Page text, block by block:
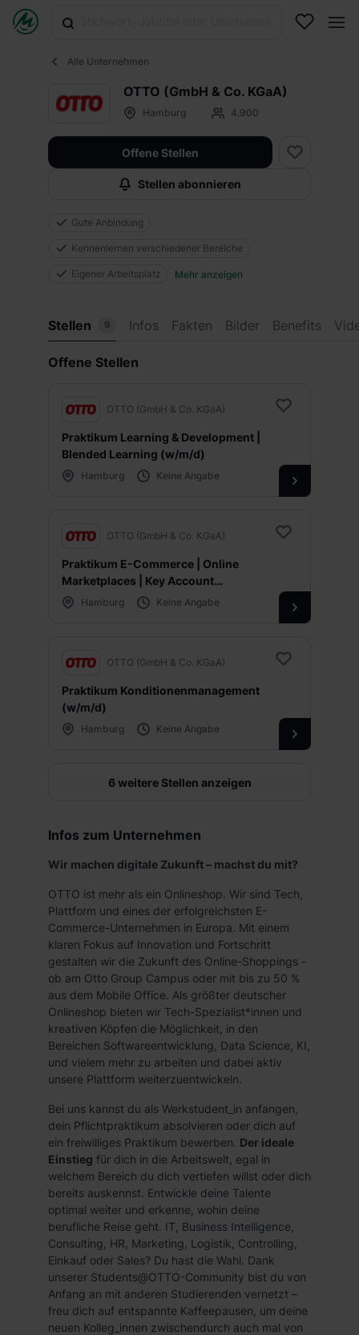
Alle Unternehmen
OTTO (GmbH & Co. KGaA)
Hamburg 4.900
Offene Stellen
Stellen abonnieren
Gute Anbindung
Kennenlernen verschiedener Bereiche
Eigener Arbeitsplatz Mehr anzeigen
Stellen 9 Infos Fakten Bilder Benefits
Offene Stellen
OTTO (GmbH & Co. KGaA)
Praktikum Learning & Development |
Blended Learning (w/m/d)
Hamburg Keine Angabe
OTTO (GmbH & Co. KGaA)
Praktikum E-Commerce | Online
Marketplaces | Key Account
Management | LASCANA (w/m/d)
Hamburg Keine Angabe
OTTO (GmbH & Co. KGaA)
Praktikum Konditionenmanagement
(w/m/d)
Hamburg Keine Angabe
6 weitere Stellen anzeigen
Infos zum Unternehmen
Wir machen digitale Zukunft – machst du mit?
OTTO ist mehr als ein Onlineshop. Wir sind Tech,
Plattform und eines der erfolgreichsten E-
Commerce-Unternehmen in Europa. Mit einem
klaren Fokus auf Innovation und Fortschritt
gestalten wir die Zukunft des Online-Shoppings -
ob am Otto Group Campus oder mit bis zu 50 %
aus dem Mobile Office. Als größter deutscher
Onlineshop bieten wir Tech-Spezialist*innen und
kreativen Köpfen die Möglichkeit, in den
Bereichen Softwareentwicklung, Data Science, KI,
und vielem mehr zu arbeiten und dabei aktiv
unsere Plattform weiterzuentwickeln.
Bei uns kannst du als Werkstudent_in anfangen,
dein Pflichtpraktikum absolvieren oder dich auf
ein freiwilliges Praktikum bewerben. Der ideale
Einstieg für dich in die Arbeitswelt, egal in
welchem Bereich du dich vertiefen willst oder dich
bereits auskennst. Entwickle deine Talente
optimal weiter und erkenne, wohin deine
berufliche Reise geht. IT, Business Intelligence,
Consulting, HR, Marketing, Logistik, Controlling,
Einkauf oder Sales? Du hast die Wahl. Dank
unserer Students@OTTO-Community bist du von
Anfang an mit anderen Studierenden vernetzt –
freu dich auf entspannte Kaffeepausen, um deine
neuen Kolleg_innen zwischendurch auch mal von